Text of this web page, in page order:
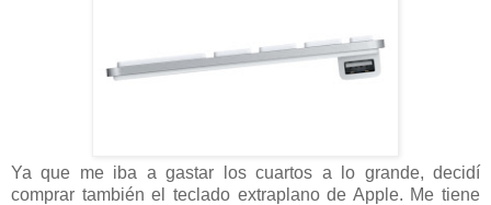
Ya que me iba a gastar los cuartos a lo grande, decidí
comprar también el teclado extraplano de Apple. Me tiene